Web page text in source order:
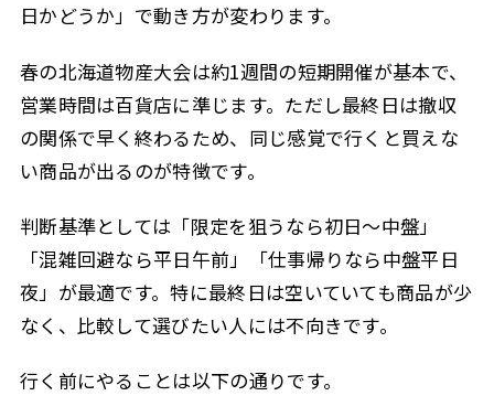
日かどうか」で動き方が変わります。
春の北海道物産大会は約1週間の短期開催が基本で、
営業時間は百貨店に準じます。ただし最終日は撤収
の関係で早く終わるため、同じ感覚で行くと買えな
い商品が出るのが特徴です。
判断基準としては「限定を狙うなら初日〜中盤」
「混雑回避なら平日午前」「仕事帰りなら中盤平日
夜」が最適です。特に最終日は空いていても商品が少
なく、比較して選びたい人には不向きです。
行く前にやることは以下の通りです。